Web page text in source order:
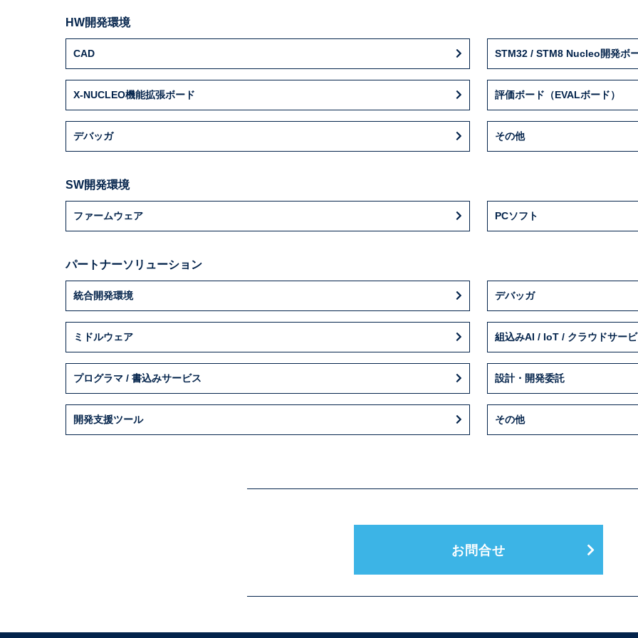
HW開発環境
CAD STM32 / STM8 Nucleo開発ボ
X-NUCLEO機能拡張ボード 評価ボード（EVALボード）
デバッガ その他
SW開発環境
ファームウェア PCソフト
パートナーソリューション
統合開発環境 デバッガ
ミドルウェア 組込みAI / IoT / クラウドサー
プログラマ / 書込みサービス 設計・開発委託
開発支援ツール その他
お問合せ